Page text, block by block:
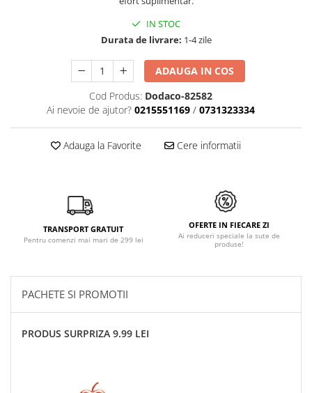
IN STOC
Durata de livrare: 1-4 zile
ADAUGA IN COS
Cod Produs: Dodaco-82582
Ai nevoie de ajutor? 0215551169 / 0731323334
Adauga la Favorite Cere informatii
TRANSPORT GRATUIT
Pentru comenzi mai mari de 299 lei
OFERTE IN FIECARE ZI
Ai reduceri speciale la sute de
produse!
PACHETE SI PROMOTII
PRODUS SURPRIZA 9.99 LEI